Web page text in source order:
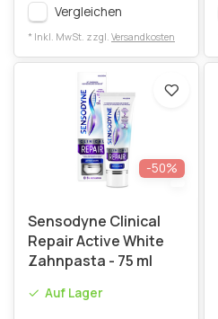
Vergleichen
* Inkl. MwSt. zzgl. Versandkosten
-50%
Sensodyne Clinical
Repair Active White
Zahnpasta - 75 ml
Auf Lager